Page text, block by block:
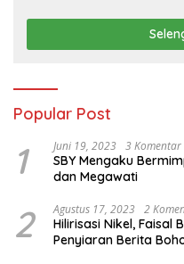
Popular Post
1 Juni 19, 2023 3 Komentar
SBY Mengaku
dan Megawati
2 Agustus 17, 2023 2
Hilirisasi Nikel, Faisal
Penyiaran Berita